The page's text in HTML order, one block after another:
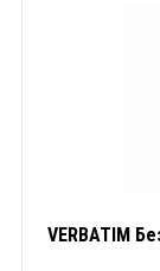
VERBATIM